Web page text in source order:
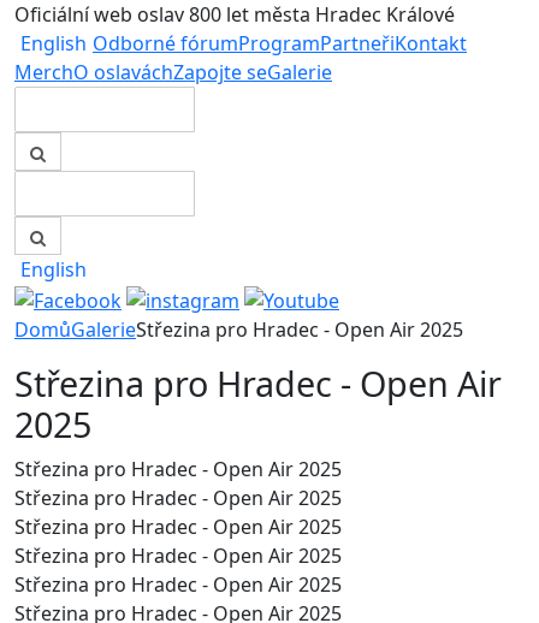
Oficiální web oslav 800 let města Hradec Králové
English Odborné fórumProgramPartneřiKontakt
MerchO oslaváchZapojte seGalerie
English
DomůGalerieStřezina pro Hradec - Open Air 2025
Střezina pro Hradec - Open Air
2025
Střezina pro Hradec - Open Air 2025
Střezina pro Hradec - Open Air 2025
Střezina pro Hradec - Open Air 2025
Střezina pro Hradec - Open Air 2025
Střezina pro Hradec - Open Air 2025
Střezina pro Hradec - Open Air 2025